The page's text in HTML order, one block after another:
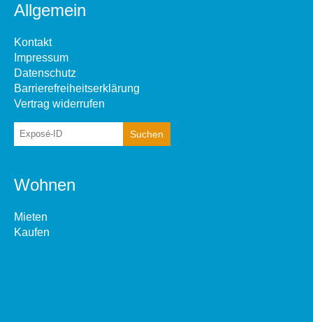
Allgemein
Kontakt
Impressum
Datenschutz
Barrierefreiheitserklärung
Vertrag widerrufen
Wohnen
Mieten
Kaufen